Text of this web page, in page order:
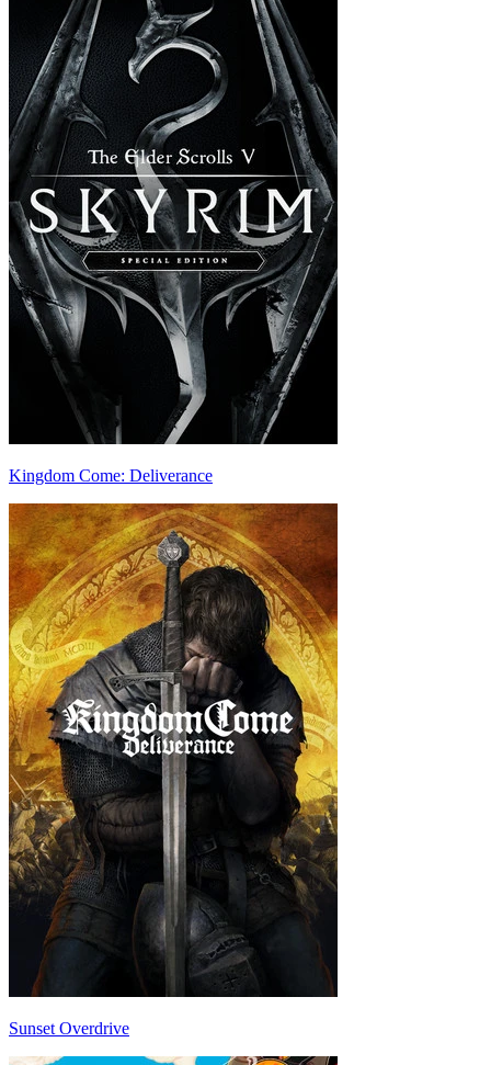
Kingdom Come: Deliverance
Sunset Overdrive